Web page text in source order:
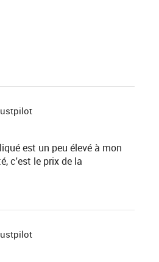
est un peu élevé à mon
c'est le prix de la